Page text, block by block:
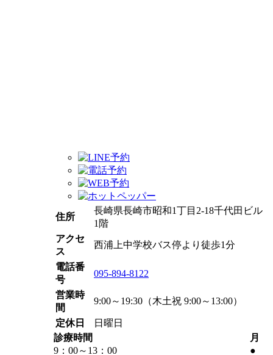
住所
長崎県長崎市昭和1丁目2-18千代田ビル
1階
アクセ
ス
西浦上中学校バス停より徒歩1分
電話番
号
095-894-8122
営業時
間
9:00～19:30（木土祝 9:00～13:00）
定休日
日曜日
診療時間
月
9：00～ 13：00 ●